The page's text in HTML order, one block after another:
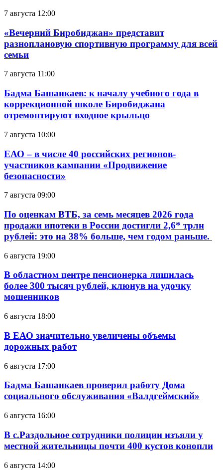
7 августа 12:00
«Вечерний Биробиджан» представит
разноплановую спортивную программу для всей
семьи
7 августа 11:00
Бадма Башанкаев: к началу учебного года в
коррекционной школе Биробиджана
отремонтируют входное крыльцо
7 августа 10:00
ЕАО – в числе 40 российских регионов-
участников кампании «Продвижение
безопасности»
7 августа 09:00
По оценкам ВТБ, за семь месяцев 2026 года
продажи ипотеки в России достигли 2,6* трлн
рублей: это на 38% больше, чем годом раньше.
6 августа 19:00
В областном центре пенсионерка лишилась
более 300 тысяч рублей, клюнув на удочку
мошенников
6 августа 18:00
В ЕАО значительно увеличены объемы
дорожных работ
6 августа 17:00
Бадма Башанкаев проверил работу Дома
социального обслуживания «Валдгеймский»
6 августа 16:00
В с.Раздольное сотрудники полиции изъяли у
местной жительницы почти 400 кустов конопли
6 августа 14:00